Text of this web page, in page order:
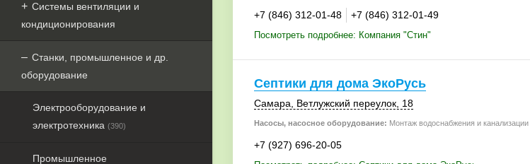
Системы вентиляции и
кондиционирования
Станки, промышленное и др.
оборудование
Электрооборудование и
электротехника (390)
Промышленное
+7 (846) 312-01-48 +7 (846) 312-01-49
Посмотреть подробнее: Компания "Стин"
Септики для дома ЭкоРусь
Самара , Ветлужский переулок, 18
Насосы, насосное оборудование: Монтаж водоснабжения и канализации
+7 (927) 696-20-05